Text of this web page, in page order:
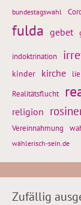
bundestagswahl
fulda gebet
indoktrination
kinder kirche
Realitätsflucht
religion
Vereinnahmung
wählerisch-sein.de
Zufällig